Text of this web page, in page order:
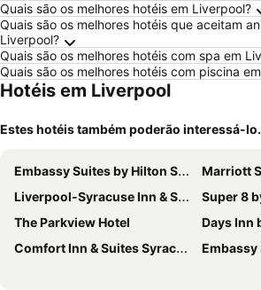
Quais são os melhores hotéis em Liverpool?
Quais são os melhores hotéis que aceitam
Liverpool?
Quais são os melhores hotéis com spa em
Quais são os melhores hotéis com piscina
Hotéis em Liverpool
Estes hotéis também poderão interessá-
Embassy Suites by Hilton Syracuse Destiny USA
Marriott
Liverpool-Syracuse Inn & Suites
Super 8 by
The Parkview Hotel
Days Inn
Comfort Inn & Suites Syracuse-Carrier Circle
Embassy